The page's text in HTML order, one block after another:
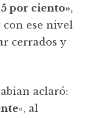
por ciento»,
ese nivel
cerrados y
aclaró:
«, al